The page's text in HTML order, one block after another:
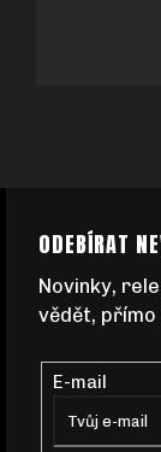
ODEBÍRAT
Novinky,
vědět, přímo
E-mail